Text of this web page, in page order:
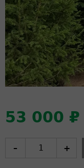
53 000 ₽
– +